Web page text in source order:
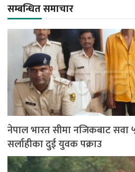
सम्बन्धित समाचार
नेपाल भारत सीमा नजिकबाट सवा
सर्लाहीका दुई युवक पक्राउ